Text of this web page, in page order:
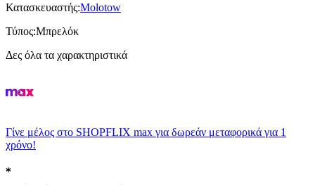
Κατασκευαστής:Molotow
Τύπος:Μπρελόκ
Δες όλα τα χαρακτηριστικά
Γίνε μέλος στο SHOPFLIX max για δωρεάν μεταφορικά για 1
χρόνο!